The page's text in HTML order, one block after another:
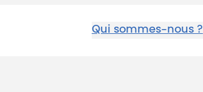
Qui sommes-nous ?